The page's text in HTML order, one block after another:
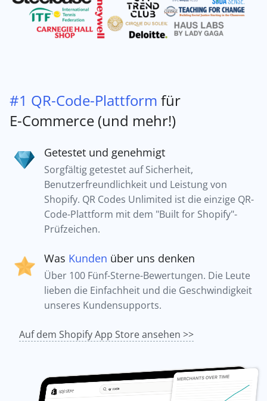
#1 QR-Code-Plattform für
E-Commerce (und mehr!)
Getestet und genehmigt
Sorgfältig getestet auf Sicherheit,
Benutzerfreundlichkeit und Leistung von
Shopify. QR Codes Unlimited ist die einzige QR-
Code-Plattform mit dem "Built for Shopify"-
Prüfzeichen.
Was Kunden über uns denken
Über 100 Fünf-Sterne-Bewertungen. Die Leute
lieben die Einfachheit und die Geschwindigkeit
unseres Kundensupports.
Auf dem Shopify App Store ansehen >>